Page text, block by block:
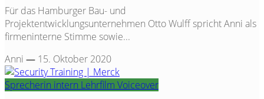
Für das Hamburger Bau- und
Projektentwicklungsunternehmen Otto Wulff spricht Anni als
firmeninterne Stimme sowie...
Anni — 15. Oktober 2020
Sprecherin intern Lehrfilm Voiceover